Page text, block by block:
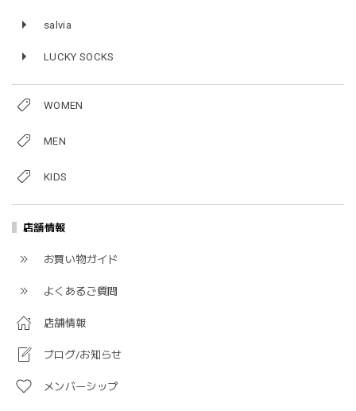
salvia
LUCKY SOCKS
WOMEN
MEN
KIDS
店舗情報
お買い物ガイド
よくあるご質問
店舗情報
ブログ/お知らせ
メンバーシップ